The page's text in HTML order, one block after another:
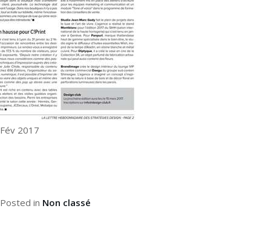
Fév 2017
Posted in Non classé